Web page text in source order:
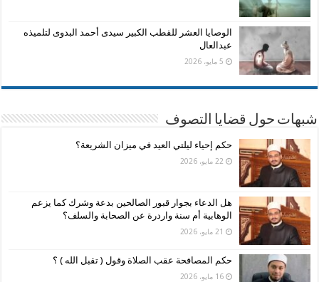
الوصايا العشر للقطب الكبير سيدى أحمد البدوى لتلميذه
عبدالعال
5 مايو، 2026
شبهات حول قضايا التصوف
حكم إحياء ليلتي العيد في ميزان الشريعة؟
22 مايو، 2026
هل الدعاء بجوار قبور الصالحين بدعة وشرك كما يزعم
الوهابية أم سنة واردرة عن الصحابة والسلف؟
21 مايو، 2026
حكم المصافحة عقب الصلاة وقول ( تقبل الله ) ؟
16 مايو، 2026